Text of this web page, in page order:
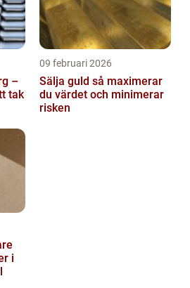
–
tak
09 februari 2026
Sälja guld så maximerar
du värdet och minimerar
risken
i